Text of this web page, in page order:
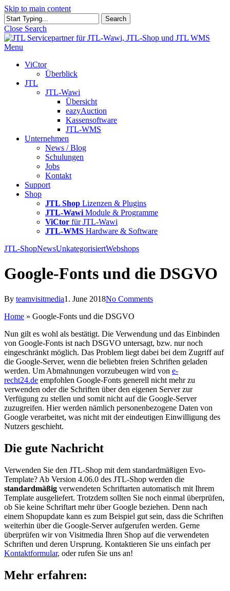
Skip to main content
Search
Close Search
Menu
ViCtor
Überblick
JTL
JTL-Wawi
Übersicht
eazyAuction
Kassensoftware
JTL-WMS
Unternehmen
News / Blog
Schulungen
Jobs
Kontakt
Support
Shop
JTL Shop Lizenzen & Plugins
JTL-Wawi Module & Programme
ViCtor für JTL-Wawi
JTL-WMS Hardware & Software
JTL-ShopNewsUnkategorisiertWebshops
Google-Fonts und die DSGVO
By teamvisitmedia1. June 2018No Comments
Home » Google-Fonts und die DSGVO
Nun gilt es wohl als bestätigt. Die Verwendung und das Einbinden
von Google-Fonts ist nach DSGVO untersagt, bzw. nur noch
eingeschränkt möglich. Das Problem liegt dabei bei dem Zugriff auf
die Google-Server, wenn die beliebten freien Schriften geladen
werden. Um Abmahnungen vorzubeugen wird von e-
recht24.de empfohlen Google-Fonts generell nicht mehr zu
verwenden oder die Schriften über den eigenen Server zur
Verfügung zu stellen und somit nicht auf die Google-Server
zuzugreifen. Hier werden nämlich personenbezogene Daten von
Google verarbeitet, was nicht mit der eindeutigen Einwilligung des
Nutzers geschieht.
Die gute Nachricht
Verwenden Sie den JTL-Shop mit dem standardmäßigen Evo-
Template? Ab Version 4.06.0 des JTL-Shop werden die
standardmäßig verwendeten Schriftarten automatisch mit Ihrem
Template ausgeliefert. Trotzdem sollten Sie noch einmal überprüfen,
ob Sie keine Schriftart mehr über Google beziehen. Denn nach
einem Shopupdate kann es zum Beispiel gut sein, dass die Schriften
weiterhin über die Google-Server aufgerufen werden. Gerne
überprüfen wir von Visitmedia Ihren Shop auf die verwendeten
Schriften und deren Ursprung. Kontaktieren Sie uns einfach per
Kontaktformular, oder rufen Sie uns an!
Mehr erfahren: